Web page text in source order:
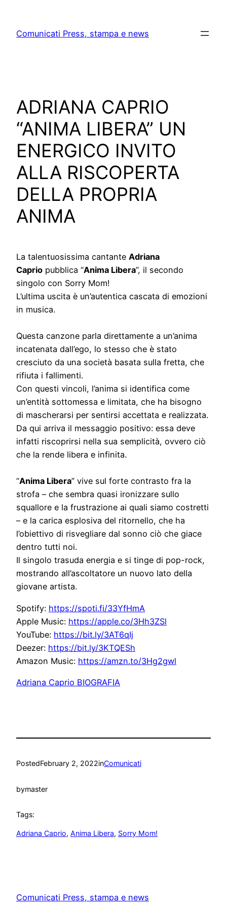
content
Comunicati Press, stampa e news
ADRIANA CAPRIO
“ANIMA LIBERA” UN
ENERGICO INVITO
ALLA RISCOPERTA
DELLA PROPRIA
ANIMA
La talentuosissima cantante Adriana
Caprio pubblica “Anima Libera”, il secondo
singolo con Sorry Mom!
L’ultima uscita è un’autentica cascata di emozioni
in musica.
Questa canzone parla direttamente a un’anima
incatenata dall’ego, lo stesso che è stato
cresciuto da una società basata sulla fretta, che
rifiuta i fallimenti.
Con questi vincoli, l’anima si identifica come
un’entità sottomessa e limitata, che ha bisogno
di mascherarsi per sentirsi accettata e realizzata.
Da qui arriva il messaggio positivo: essa deve
infatti riscoprirsi nella sua semplicità, ovvero ciò
che la rende libera e infinita.
“Anima Libera” vive sul forte contrasto fra la
strofa – che sembra quasi ironizzare sullo
squallore e la frustrazione ai quali siamo costretti
– e la carica esplosiva del ritornello, che ha
l’obiettivo di risvegliare dal sonno ciò che giace
dentro tutti noi.
Il singolo trasuda energia e si tinge di pop-rock,
mostrando all’ascoltatore un nuovo lato della
giovane artista.
Spotify: https://spoti.fi/33YfHmA
Apple Music: https://apple.co/3Hh3ZSl
YouTube: https://bit.ly/3AT6qIj
Deezer: https://bit.ly/3KTQESh
Amazon Music: https://amzn.to/3Hg2gwl
Adriana Caprio BIOGRAFIA
PostedFebruary 2, 2022inComunicati
bymaster
Tags:
Adriana Caprio, Anima Libera, Sorry Mom!
Comunicati Press, stampa e news